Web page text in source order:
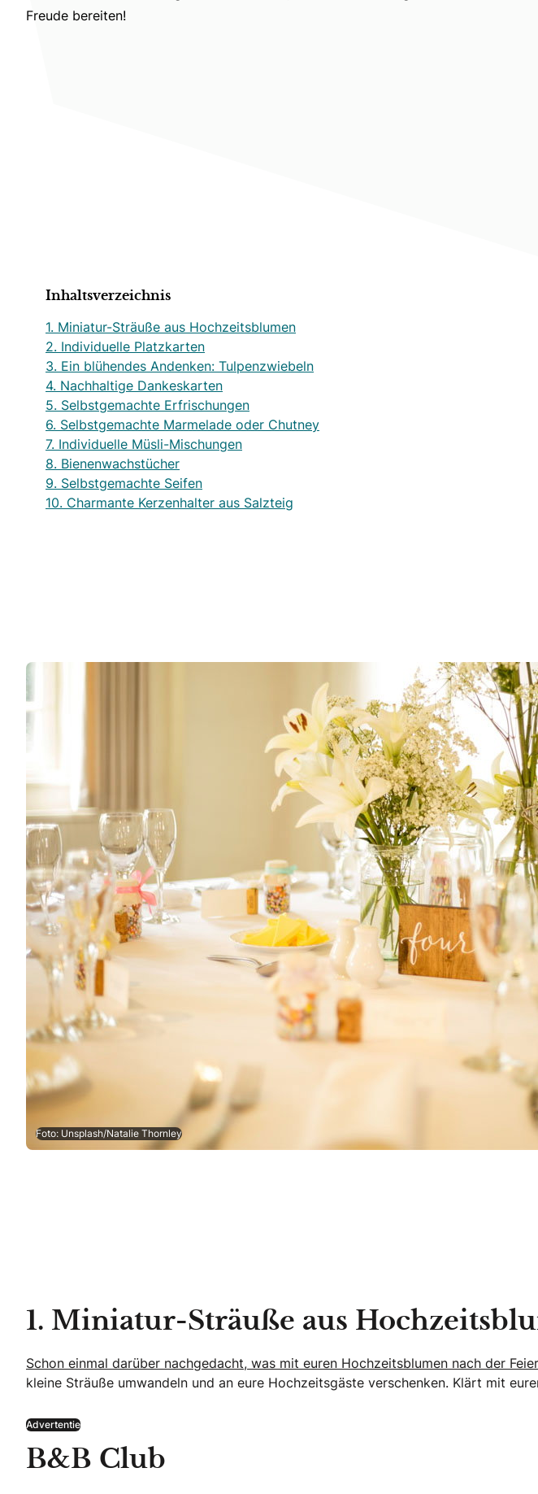
Freude bereiten!
Inhaltsverzeichnis
1. Miniatur-Sträuße aus Hochzeitsblumen
2. Individuelle Platzkarten
3. Ein blühendes Andenken: Tulpenzwiebeln
4. Nachhaltige Dankeskarten
5. Selbstgemachte Erfrischungen
6. Selbstgemachte Marmelade oder Chutney
7. Individuelle Müsli-Mischungen
8. Bienenwachstücher
9. Selbstgemachte Seifen
10. Charmante Kerzenhalter aus Salzteig
Foto: Unsplash/Natalie Thornley
1. Miniatur-Sträuße aus
Schon einmal darüber nachgedacht, was mit euren Hochzeitsblumen nach der
kleine Sträuße umwandeln und an eure Hochzeitsgäste verschenken. Klärt mit
Advertentie
B&B Club